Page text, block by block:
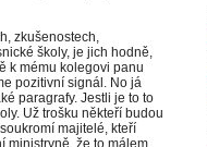
zkušenostech,
školy, je jich hodně,
k mému kolegovi panu
pozitivní signál. No já
paragrafy. Jestli je to to
Už trošku někteří budou
majitelé, kteří
ministryně, že to málem